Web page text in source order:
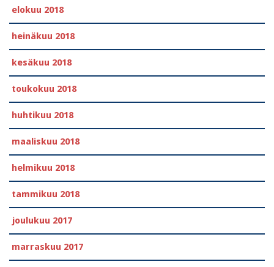
elokuu 2018
heinäkuu 2018
kesäkuu 2018
toukokuu 2018
huhtikuu 2018
maaliskuu 2018
helmikuu 2018
tammikuu 2018
joulukuu 2017
marraskuu 2017